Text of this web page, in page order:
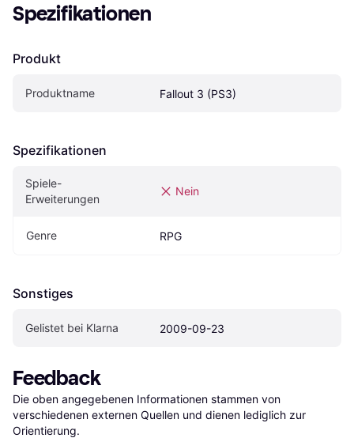
Spezifikationen
Produkt
Produktname Fallout 3 (PS3)
Spezifikationen
Spiele-
Erweiterungen
Nein
Genre RPG
Sonstiges
Gelistet bei Klarna 2009-09-23
Feedback
Die oben angegebenen Informationen stammen von
verschiedenen externen Quellen und dienen lediglich zur
Orientierung.